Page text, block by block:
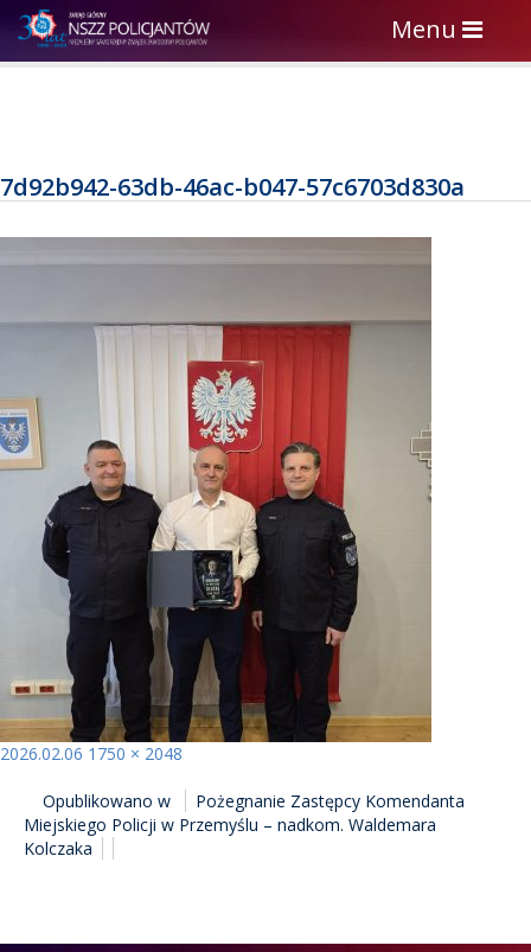
Toggle
navigation
Menu
7d92b942-63db-46ac-b047-57c6703d830a
Opublikowano
2026.02.06 Pełny
1750 × 2048
WPISUOpublikowano w
Pożegnanie Zastępcy Komendanta
Miejskiego Policji w Przemyślu – nadkom. Waldemara
Kolczaka